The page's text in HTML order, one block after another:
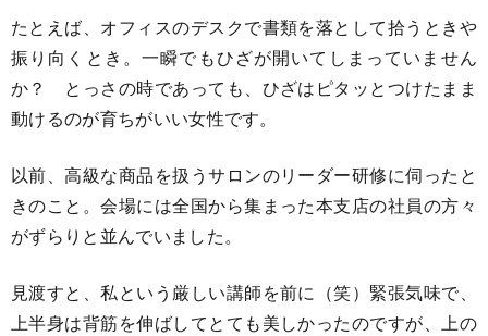
たとえば、オフィスのデスクで書類を落として拾うときや
振り向くとき。一瞬でもひざが開いてしまっていません
か？ とっさの時であっても、ひざはピタッとつけたまま
動けるのが育ちがいい女性です。
以前、高級な商品を扱うサロンのリーダー研修に伺ったと
きのこと。会場には全国から集まった本支店の社員の方々
がずらりと並んでいました。
見渡すと、私という厳しい講師を前に（笑）緊張気味で、
上半身は背筋を伸ばしてとても美しかったのですが、上の